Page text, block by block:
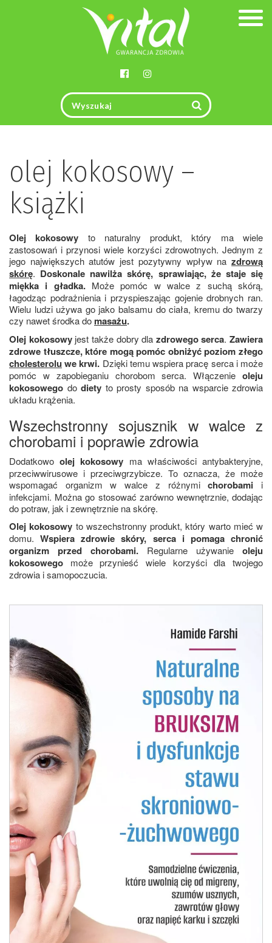
olej kokosowy –
książki
Olej kokosowy to naturalny produkt, który ma wiele
zastosowań i przynosi wiele korzyści zdrowotnych. Jednym z
jego największych atutów jest pozytywny wpływ na zdrową
skórę. Doskonale nawilża skórę, sprawiając, że staje się
miękka i gładka.Może pomóc w walce z suchą skórą,
łagodząc podrażnienia i przyspieszając gojenie drobnych ran.
Wielu ludzi używa go jako balsamu do ciała, kremu do twarzy
czy nawet środka do masażu.
Olej kokosowyjest także dobry dla zdrowego serca. Zawiera
zdrowe tłuszcze, które mogą pomóc obniżyć poziom złego
cholesterolu we krwi. Dzięki temu wspiera pracę serca i może
pomóc w zapobieganiu chorobom serca. Włączenie oleju
kokosowego do diety to prosty sposób na wsparcie zdrowia
układu krążenia.
Wszechstronny sojusznik w walce z
chorobami i poprawie zdrowia
Dodatkowoolej kokosowy ma właściwości antybakteryjne,
przeciwwirusowe i przeciwgrzybicze. To oznacza, że może
wspomagać organizm w walce z różnymichorobami i
infekcjami. Można go stosować zarówno wewnętrznie, dodając
do potraw, jak i zewnętrznie na skórę.
Olej kokosowy to wszechstronny produkt, który warto mieć w
domu.Wspiera zdrowie skóry, serca i pomaga chronić
organizm przed chorobami. Regularne używanie oleju
kokosowego może przynieść wiele korzyści dla twojego
zdrowia i samopoczucia.